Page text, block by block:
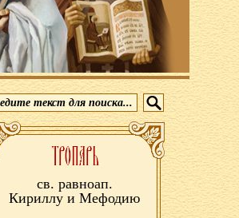
св. равноап.
Кириллу и Мефодию